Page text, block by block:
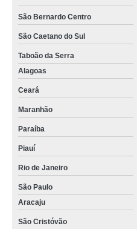
São Bernardo Centro
São Caetano do Sul
Taboão da Serra
Alagoas
Ceará
Maranhão
Paraíba
Piauí
Rio de Janeiro
São Paulo
Aracaju
São Cristóvão